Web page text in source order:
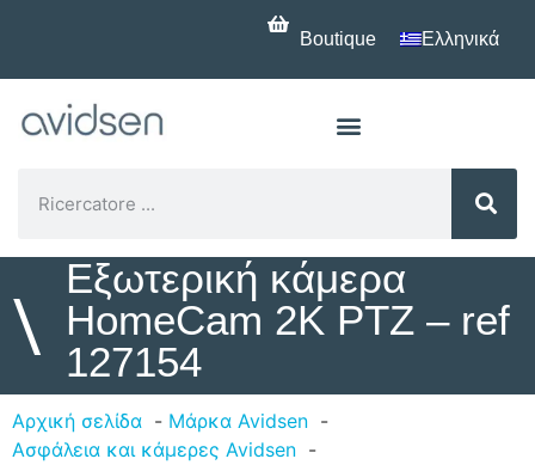
Boutique Ελληνικά
\
Εξωτερική κάμερα
HomeCam 2K PTZ – ref
127154
Αρχική σελίδα
Μάρκα Avidsen
Ασφάλεια και κάμερες Avidsen